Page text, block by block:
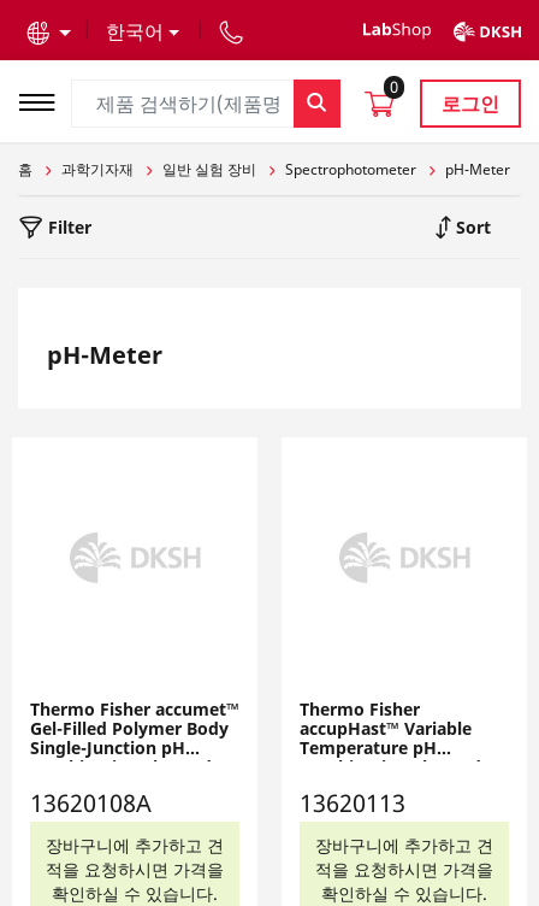
한국어
0
로그인
홈 과학기자재 일반 실험 장비 Spectrophotometer pH-Meter
Filter Sort
pH-Meter
Thermo Fisher accumet™
Gel-Filled Polymer Body
Single-Junction pH
Combination Electrodes,
13620108A
장바구니에 추가하고 견
적을 요청하시면 가격을
확인하실 수 있습니다.
Thermo Fisher
accupHast™ Variable
Temperature pH
Combination Electrodes:
13620113
장바구니에 추가하고 견
적을 요청하시면 가격을
확인하실 수 있습니다.